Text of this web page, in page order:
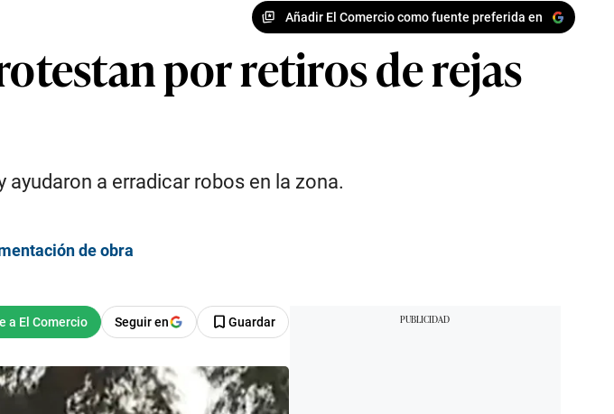
Añadir El Comercio como fuente preferida en
por retiros de rejas
a erradicar robos en la zona.
de obra
Seguir en Guardar